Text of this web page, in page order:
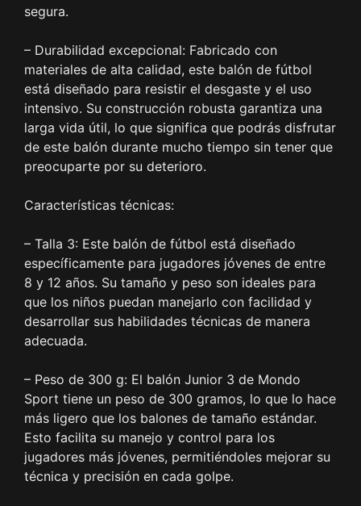
segura.
– Durabilidad excepcional: Fabricado con
materiales de alta calidad, este balón de fútbol
está diseñado para resistir el desgaste y el uso
intensivo. Su construcción robusta garantiza una
larga vida útil, lo que significa que podrás disfrutar
de este balón durante mucho tiempo sin tener que
preocuparte por su deterioro.
Características técnicas:
– Talla 3: Este balón de fútbol está diseñado
específicamente para jugadores jóvenes de entre
8 y 12 años. Su tamaño y peso son ideales para
que los niños puedan manejarlo con facilidad y
desarrollar sus habilidades técnicas de manera
adecuada.
– Peso de 300 g: El balón Junior 3 de Mondo
Sport tiene un peso de 300 gramos, lo que lo hace
más ligero que los balones de tamaño estándar.
Esto facilita su manejo y control para los
jugadores más jóvenes, permitiéndoles mejorar su
técnica y precisión en cada golpe.